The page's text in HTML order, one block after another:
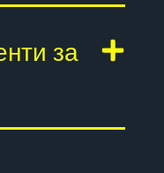
за